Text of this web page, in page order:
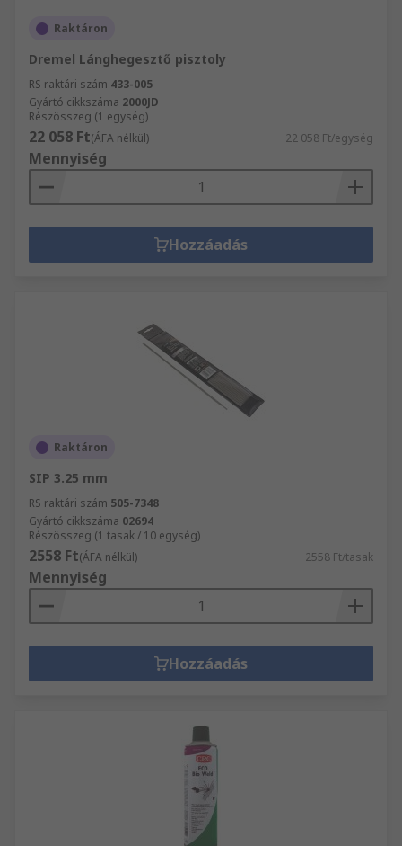
Raktáron
Dremel Lánghegesztő pisztoly
RS raktári szám 433-005
Gyártó cikkszáma 2000JD
Részösszeg (1 egység)
22 058 Ft(ÁFA nélkül) 22 058 Ft/egység
Mennyiség
Hozzáadás
Raktáron
SIP 3.25 mm
RS raktári szám 505-7348
Gyártó cikkszáma 02694
Részösszeg (1 tasak / 10 egység)
2558 Ft(ÁFA nélkül) 2558 Ft/tasak
Mennyiség
Hozzáadás